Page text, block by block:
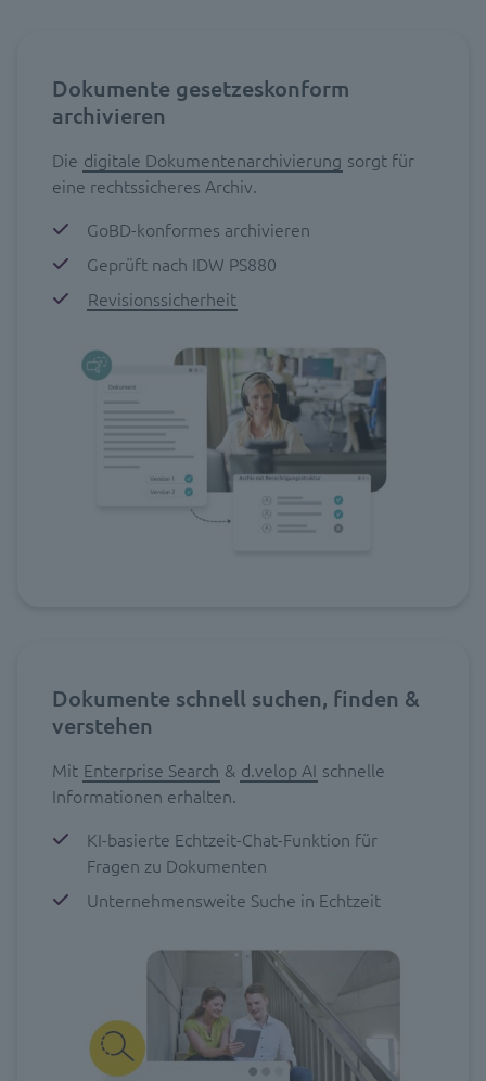
Dokumente gesetzeskonform
archivieren
Die digitale Dokumentenarchivierung sorgt für
eine rechtssicheres Archiv.
GoBD-konformes archivieren
Geprüft nach IDW PS880
Revisionssicherheit
Dokumente schnell suchen, finden &
verstehen
Mit Enterprise Search & d.velop AI schnelle
Informationen erhalten.
KI-basierte Echtzeit-Chat-Funktion für
Fragen zu Dokumenten
Unternehmensweite Suche in Echtzeit